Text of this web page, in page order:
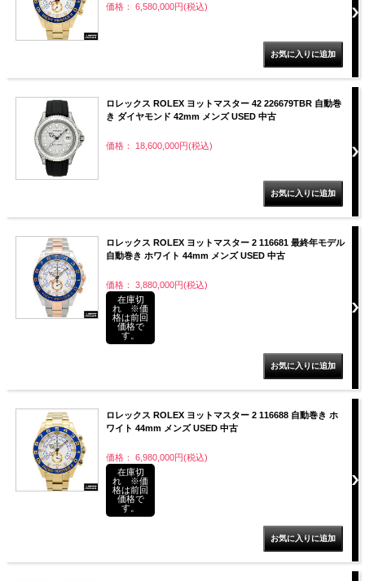
価格： 6,580,000円(税込)
ロレックス ROLEX ヨットマスター 42 226679TBR 自動巻
き ダイヤモンド 42mm メンズ USED 中古
価格： 18,600,000円(税込)
ロレックス ROLEX ヨットマスター 2 116681 最終年モデル
自動巻き ホワイト 44mm メンズ USED 中古
価格： 3,880,000円(税込)
在庫切
れ ※価
格は前回
価格で
す。
ロレックス ROLEX ヨットマスター 2 116688 自動巻き ホ
ワイト 44mm メンズ USED 中古
価格： 6,980,000円(税込)
在庫切
れ ※価
格は前回
価格で
す。